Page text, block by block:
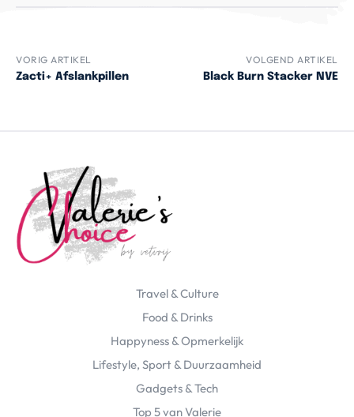
VORIG ARTIKEL
Zacti+ Afslankpillen
VOLGEND ARTIKEL
Black Burn Stacker NVE
Travel & Culture
Food & Drinks
Happyness & Opmerkelijk
Lifestyle, Sport & Duurzaamheid
Gadgets & Tech
Top 5 van Valerie